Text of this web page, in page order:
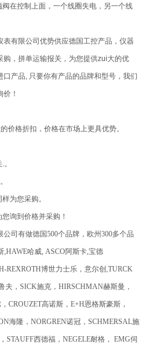
在控制上面，一个线圈失电，另一个线
有限公司优势供应德国工控产品，仪器
，拼单运输报关，为您提供zui大的优
产品, 只要你有产品的品牌和型号，我们
！
价格折扣，价格在市场上更具优势。
为您采购。
询到价格并采购！
公司有做德国500个品牌，欧州300多个品
,HAWE哈威, ASCO阿斯卡,宝德
REXROTH博世力士乐，意尔创,TURCK
夫，SICK施克，HIRSCHMAN赫斯曼，
CROUZET高诺斯，E+H恩格斯豪斯，
海隆，NORGREN诺冠，SCHMERSAL施
STAUFF西德福，NEGELE耐格， EMG伺